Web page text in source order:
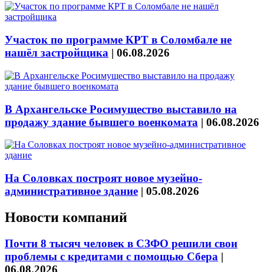
Участок по программе КРТ в Соломбале не
нашёл застройщика | 06.08.2026
В Архангельске Росимущество выставило на
продажу здание бывшего военкомата | 06.08.2026
На Соловках построят новое музейно-
административное здание | 05.08.2026
Новости компаний
Почти 8 тысяч человек в СЗФО решили свои
проблемы с кредитами с помощью Сбера |
06.08.2026